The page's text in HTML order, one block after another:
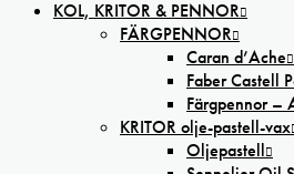
KOL, KRITOR & PENNOR
FÄRGPENNOR
Caran d’Ache
Faber Castell
Färgpennor –
KRITOR olje-pastell-vax
Oljepastell